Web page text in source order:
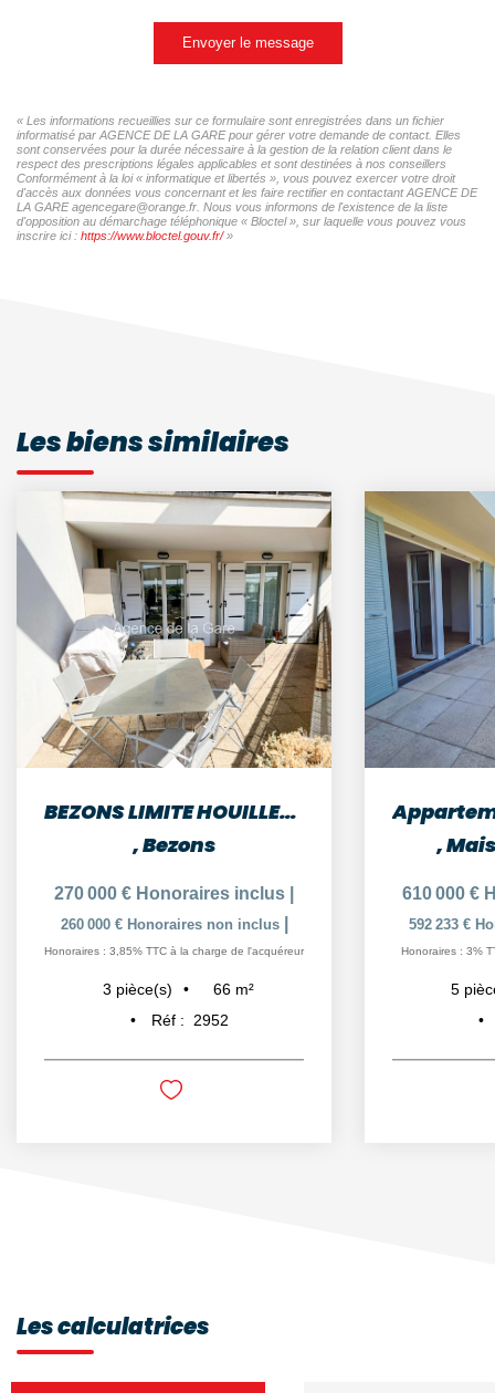
Envoyer le message
« Les informations recueillies sur ce formulaire sont enregistrées dans un fichier
informatisé par AGENCE DE LA GARE pour gérer votre demande de contact. Elles
sont conservées pour la durée nécessaire à la gestion de la relation client dans le
respect des prescriptions légales applicables et sont destinées à nos conseillers
Conformément à la loi « informatique et libertés », vous pouvez exercer votre droit
d'accès aux données vous concernant et les faire rectifier en contactant AGENCE DE
LA GARE agencegare@orange.fr. Nous vous informons de l'existence de la liste
d'opposition au démarchage téléphonique « Bloctel », sur laquelle vous pouvez vous
inscrire ici : https://www.bloctel.gouv.fr/»
Les biens similaires
BEZONS LIMITE HOUILLES APPARTEMENT DE 3 PIECES AVEC 2...
,Bezons
270 000 € Honoraires inclus
260 000 € Honoraires non inclus
Honoraires : 3,85% TTC à la charge de l'acquéreur
3 pièce(s) 66 m²
Réf :
2952
,
610 000 €
592 233 €
Honoraires : 3%
5
Les calculatrices